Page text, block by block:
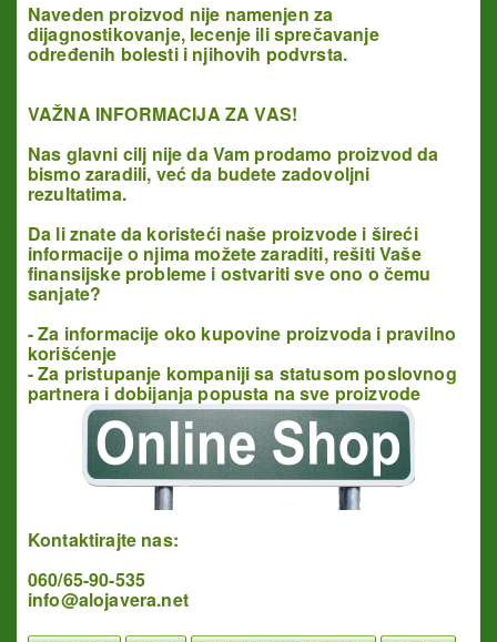
Naveden proizvod nije namenjen za
dijagnostikovanje, lecenje ili sprečavanje
određenih bolesti i njihovih podvrsta.
VAŽNA INFORMACIJA ZA VAS!
Nas glavni cilj nije da Vam prodamo proizvod da
bismo zaradili, već da budete zadovoljni
rezultatima.
Da li znate da koristeći naše proizvode i šireći
informacije o njima možete zaraditi, rešiti Vaše
finansijske probleme i ostvariti sve ono o čemu
sanjate?
- Za informacije oko kupovine proizvoda i pravilno
korišćenje
- Za pristupanje kompaniji sa statusom poslovnog
partnera i dobijanja popusta na sve proizvode
Kontaktirajte nas:
060/65-90-535
info@alojavera.net